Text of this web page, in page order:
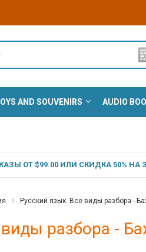
AND SOUVENIRS AUDIO
ОТ $99.00 ИЛИ СКИДКА 50% НА
Русский язык. Все виды разбора -
разбора -